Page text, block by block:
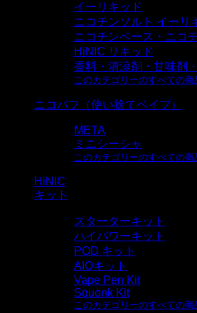
イーリキッド
ニコチンソルト イーリ
ニコチンベース・ニコ
HiNIC リキッド
香料・清涼剤・甘味剤
このカテゴリーのすべての商
ニコパフ（使い捨てベイプ）
META
ミニシーシャ
このカテゴリーのすべての商
HiNIC
キット
スターターキット
ハイパワーキット
POD キット
AIOキット
Vape Pen Kit
Squonk Kit
このカテゴリーのすべての商